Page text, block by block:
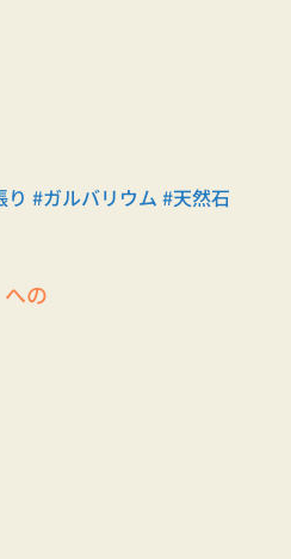
り #ガルバリウム #天然石
の